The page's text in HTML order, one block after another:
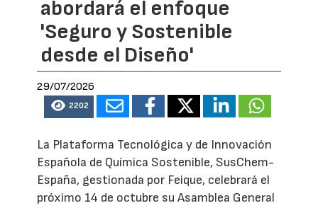
abordará el enfoque
'Seguro y Sostenible
desde el Diseño'
29/07/2026
2202
La Plataforma Tecnológica y de Innovación
Española de Química Sostenible, SusChem-
España, gestionada por Feique, celebrará el
próximo 14 de octubre su Asamblea General